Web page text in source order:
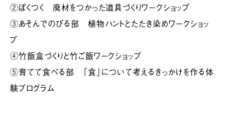
②ぼくつく 廃材をつかった道具づくりワークショップ
③あそんでのびる部 植物ハントとたたき染めワークショッ
プ
④竹飯盒づくりと竹ご飯ワークショップ
⑤育てて食べる部 「食」について考えるきっかけを作る体
験プログラム